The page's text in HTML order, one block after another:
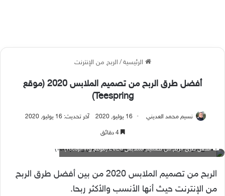
الرئيسية / الربح من الإنترنت
أفضل طرق الربح من تصميم الملابس 2020 (موقع
Teespring)
نسيم محمد العديني 16 يوليو, 2020 آخر تحديث: 16 يوليو, 2020
4 دقائق
أفضل طرق الربح من تصميم الملابس 2020 (موقع Teespring)
الربح من تصميم الملابس 2020 من بين أفضل طرق الربح
من الإنترنت حيث أنها الأنسب والأكثر ربحا.